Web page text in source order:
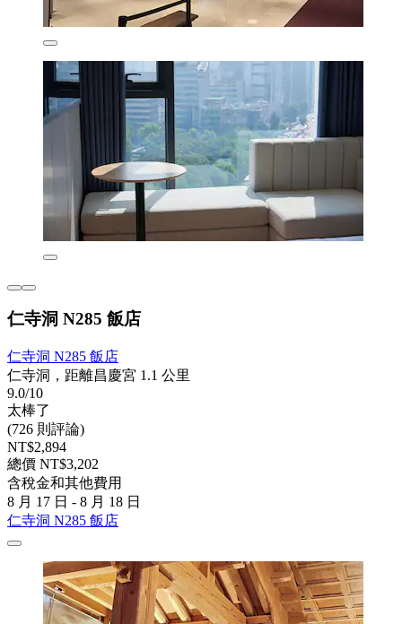
仁寺洞 N285 飯店
仁寺洞 N285 飯店
仁寺洞，距離昌慶宮 1.1 公里
9.0/10
太棒了
(726 則評論)
NT$2,894
總價 NT$3,202
含稅金和其他費用
8 月 17 日 - 8 月 18 日
仁寺洞 N285 飯店